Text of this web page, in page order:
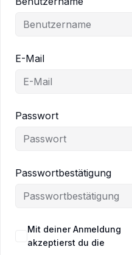
E-Mail
Passwort
Passwortbestätigung
Mit deiner Anmeldung
akzeptierst du die